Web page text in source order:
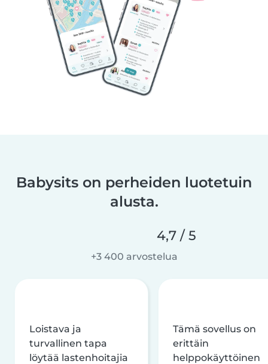
Babysits on perheiden luotetuin
alusta.
4,7 / 5
+3 400 arvostelua
Loistava ja
turvallinen tapa
löytää lastenhoitajia
Tämä sovellus on
erittäin
helppokäyttöinen